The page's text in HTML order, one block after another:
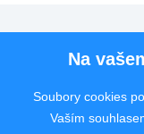
Pro uchazeče
Rychlý kontakt
Na
Soubory cookies
Vaším